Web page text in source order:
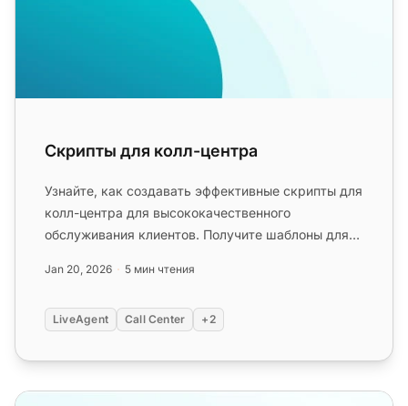
Скрипты для колл-центра
Узнайте, как создавать эффективные скрипты для
колл-центра для высококачественного
обслуживания клиентов. Получите шаблоны для
Jan 20, 2026 5 мин чтения
LiveAgent Call Center +2
Центр обработки вызовов: Шаблоны закрытия/паузы